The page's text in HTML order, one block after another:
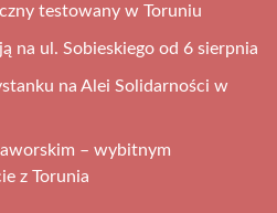
testowany w Toruniu
na ul. Sobieskiego od 6 sierpnia
na Alei Solidarności w
– wybitnym
z Torunia